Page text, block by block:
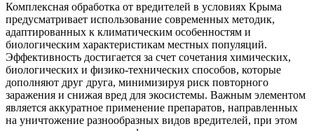
Комплексная обработка от вредителей в условиях Крыма
предусматривает использование современных методик,
адаптированных к климатическим особенностям и
биологическим характеристикам местных популяций.
Эффективность достигается за счет сочетания химических,
биологических и физико-технических способов, которые
дополняют друг друга, минимизируя риск повторного
заражения и снижая вред для экосистемы. Важным элементом
является аккуратное применение препаратов, направленных
на уничтожение разнообразных видов вредителей, при этом